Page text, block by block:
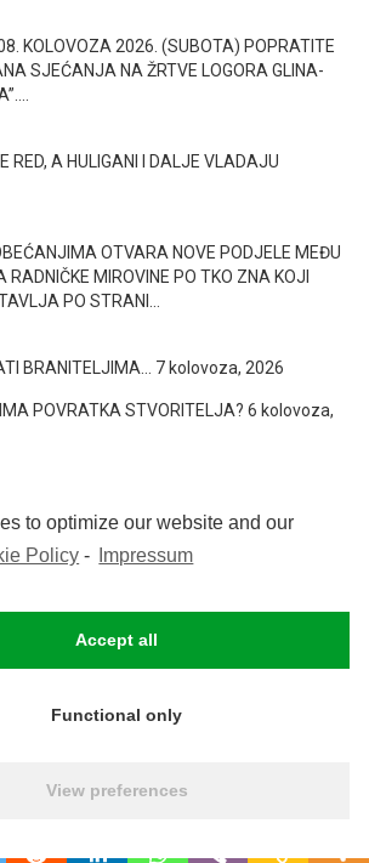
to optimize our website and our
Policy - Impressum
Accept all
Functional only
View preferences
KOLOVOZA 2026. (SUBOTA) POPRATITE
SJEĆANJA NA ŽRTVE LOGORA GLINA-
RED, A HULIGANI I DALJE VLADAJU
OTVARA NOVE PODJELE MEĐU
MIROVINE PO TKO ZNA KOJI
PO STRANI…
BRANITELJIMA… 7 kolovoza, 2026
POVRATKA STVORITELJA? 6 kolovoza,